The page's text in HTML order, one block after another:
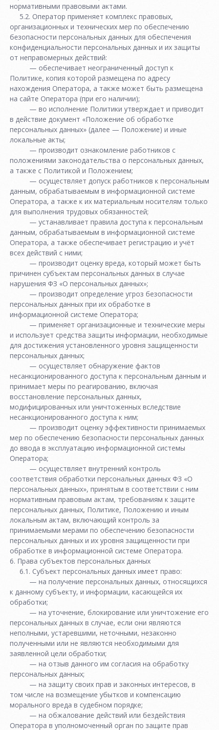
нормативными правовыми актами.
5.2. Оператор применяет комплекс правовых,
организационных и технических мер по обеспечению
безопасности персональных данных для обеспечения
конфиденциальности персональных данных и их защиты
от неправомерных действий:
— обеспечивает неограниченный доступ к
Политике, копия которой размещена по адресу
нахождения Оператора, а также может быть размещена
на сайте Оператора (при его наличии);
— во исполнение Политики утверждает и приводит
в действие документ «Положение об обработке
персональных данных» (далее — Положение) и иные
локальные акты;
— производит ознакомление работников с
положениями законодательства о персональных данных,
а также с Политикой и Положением;
— осуществляет допуск работников к персональным
данным, обрабатываемым в информационной системе
Оператора, а также к их материальным носителям только
для выполнения трудовых обязанностей;
— устанавливает правила доступа к персональным
данным, обрабатываемым в информационной системе
Оператора, а также обеспечивает регистрацию и учёт
всех действий с ними;
— производит оценку вреда, который может быть
причинен субъектам персональных данных в случае
нарушения ФЗ «О персональных данных»;
— производит определение угроз безопасности
персональных данных при их обработке в
информационной системе Оператора;
— применяет организационные и технические меры
и использует средства защиты информации, необходимые
для достижения установленного уровня защищенности
персональных данных;
— осуществляет обнаружение фактов
несанкционированного доступа к персональным данным и
принимает меры по реагированию, включая
восстановление персональных данных,
модифицированных или уничтоженных вследствие
несанкционированного доступа к ним;
— производит оценку эффективности принимаемых
мер по обеспечению безопасности персональных данных
до ввода в эксплуатацию информационной системы
Оператора;
— осуществляет внутренний контроль
соответствия обработки персональных данных ФЗ «О
персональных данных», принятым в соответствии с ним
нормативным правовым актам, требованиям к защите
персональных данных, Политике, Положению и иным
локальным актам, включающий контроль за
принимаемыми мерами по обеспечению безопасности
персональных данных и их уровня защищенности при
обработке в информационной системе Оператора.
6. Права субъектов персональных данных
6.1. Субъект персональных данных имеет право:
— на получение персональных данных, относящихся
к данному субъекту, и информации, касающейся их
обработки;
— на уточнение, блокирование или уничтожение его
персональных данных в случае, если они являются
неполными, устаревшими, неточными, незаконно
полученными или не являются необходимыми для
заявленной цели обработки;
— на отзыв данного им согласия на обработку
персональных данных;
— на защиту своих прав и законных интересов, в
том числе на возмещение убытков и компенсацию
морального вреда в судебном порядке;
— на обжалование действий или бездействия
Оператора в уполномоченный орган по защите прав